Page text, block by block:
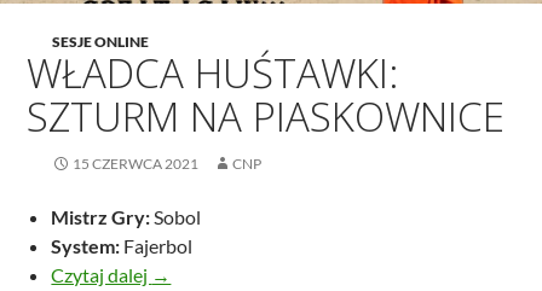
SESJE ONLINE
WŁADCA HUŚTAWKI:
SZTURM NA PIASKOWNICE
15 CZERWCA 2021 CNP
Mistrz Gry: Sobol
System: Fajerbol
Czytaj dalej
Władca Huśtawki: Szturm na Piaskownice
→